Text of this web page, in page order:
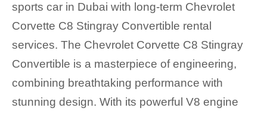
sports car in Dubai with long-term Chevrolet
Corvette C8 Stingray Convertible rental
services. The Chevrolet Corvette C8 Stingray
Convertible is a masterpiece of engineering,
combining breathtaking performance with
stunning design. With its powerful V8 engine